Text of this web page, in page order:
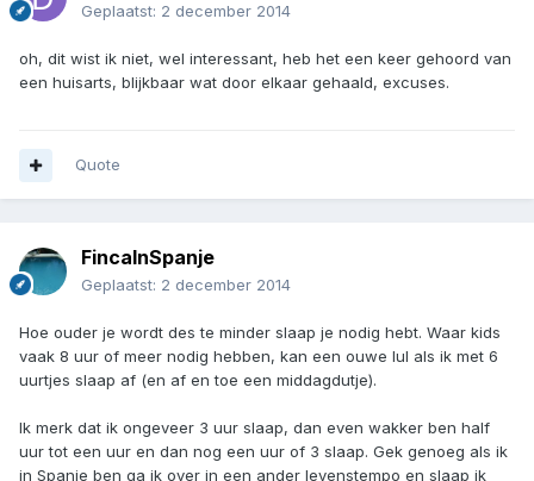
Geplaatst: 2 december 2014
oh, dit wist ik niet, wel interessant, heb het een keer gehoord van
een huisarts, blijkbaar wat door elkaar gehaald, excuses.
Quote
FincaInSpanje
Geplaatst: 2 december 2014
Hoe ouder je wordt des te minder slaap je nodig hebt. Waar kids
vaak 8 uur of meer nodig hebben, kan een ouwe lul als ik met 6
uurtjes slaap af (en af en toe een middagdutje).
Ik merk dat ik ongeveer 3 uur slaap, dan even wakker ben half
uur tot een uur en dan nog een uur of 3 slaap. Gek genoeg als ik
in Spanje ben ga ik over in een ander levenstempo en slaap ik